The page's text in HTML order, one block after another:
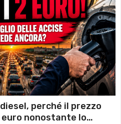
perché il prezzo
nonostante lo